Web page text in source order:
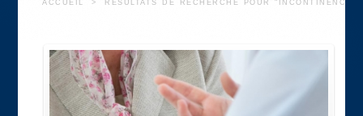
ACCUEIL > RÉSULTATS DE RECHERCHE POUR "INCONTINENCE